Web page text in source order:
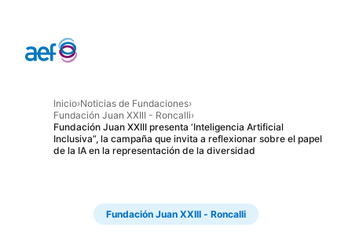
Inicio›Noticias de Fundaciones›
Fundación Juan XXIII - Roncalli›
Fundación Juan XXIII presenta ‘Inteligencia Artificial
Inclusiva”, la campaña que invita a reflexionar sobre el papel
de la IA en la representación de la diversidad
Fundación Juan XXIII - Roncalli